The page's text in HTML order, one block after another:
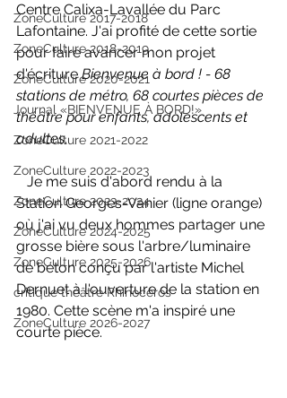
ZoneCulture 2017-2018
ZoneCulture 2018-2019
ZoneCulture 2020-2021
Journal «BIENVENUE À BORD!»
ZoneCulture 2021-2022
ZoneCulture 2022-2023
ZoneCulture 2023-2024
ZoneCulture 2024-2025
ZoneCulture 2025-2026
critique théâtre Rhinocéros
ZoneCulture 2026-2027
Centre Calixa-Lavallée du Parc
Lafontaine. J'ai profité de cette sortie
pour faire avancer mon projet
d'écriture Bienvenue à bord ! - 68
stations de métro, 68 courtes pièces de
théâtre pour enfants, adolescents et
adultes.
Station Georges-Vanier (ligne orange)
où j'ai vu deux hommes partager une
grosse bière sous l'arbre/luminaire
de béton conçu par l'artiste Michel
Dernuet à l'ouverture de la station en
1980. Cette scène m'a inspiré une
courte pièce.